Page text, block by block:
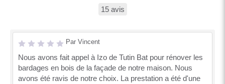
15 avis
Par Vincent
Nous avons fait appel à Izo de Tutin Bat pour rénover les
bardages en bois de la façade de notre maison. Nous
avons été ravis de notre choix. La prestation a été d'une